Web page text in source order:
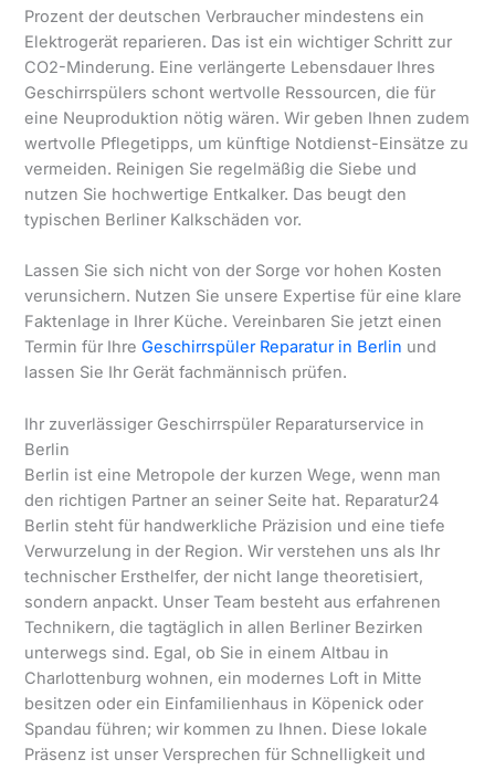
Prozent der deutschen Verbraucher mindestens ein
Elektrogerät reparieren. Das ist ein wichtiger Schritt zur
CO2-Minderung. Eine verlängerte Lebensdauer Ihres
Geschirrspülers schont wertvolle Ressourcen, die für
eine Neuproduktion nötig wären. Wir geben Ihnen zudem
wertvolle Pflegetipps, um künftige Notdienst-Einsätze zu
vermeiden. Reinigen Sie regelmäßig die Siebe und
nutzen Sie hochwertige Entkalker. Das beugt den
typischen Berliner Kalkschäden vor.
Lassen Sie sich nicht von der Sorge vor hohen Kosten
verunsichern. Nutzen Sie unsere Expertise für eine klare
Faktenlage in Ihrer Küche. Vereinbaren Sie jetzt einen
Termin für IhreGeschirrspüler Reparatur in Berlin und
lassen Sie Ihr Gerät fachmännisch prüfen.
Ihr zuverlässiger Geschirrspüler Reparaturservice in
Berlin
Berlin ist eine Metropole der kurzen Wege, wenn man
den richtigen Partner an seiner Seite hat. Reparatur24
Berlin steht für handwerkliche Präzision und eine tiefe
Verwurzelung in der Region. Wir verstehen uns als Ihr
technischer Ersthelfer, der nicht lange theoretisiert,
sondern anpackt. Unser Team besteht aus erfahrenen
Technikern, die tagtäglich in allen Berliner Bezirken
unterwegs sind. Egal, ob Sie in einem Altbau in
Charlottenburg wohnen, ein modernes Loft in Mitte
besitzen oder ein Einfamilienhaus in Köpenick oder
Spandau führen; wir kommen zu Ihnen. Diese lokale
Präsenz ist unser Versprechen für Schnelligkeit und